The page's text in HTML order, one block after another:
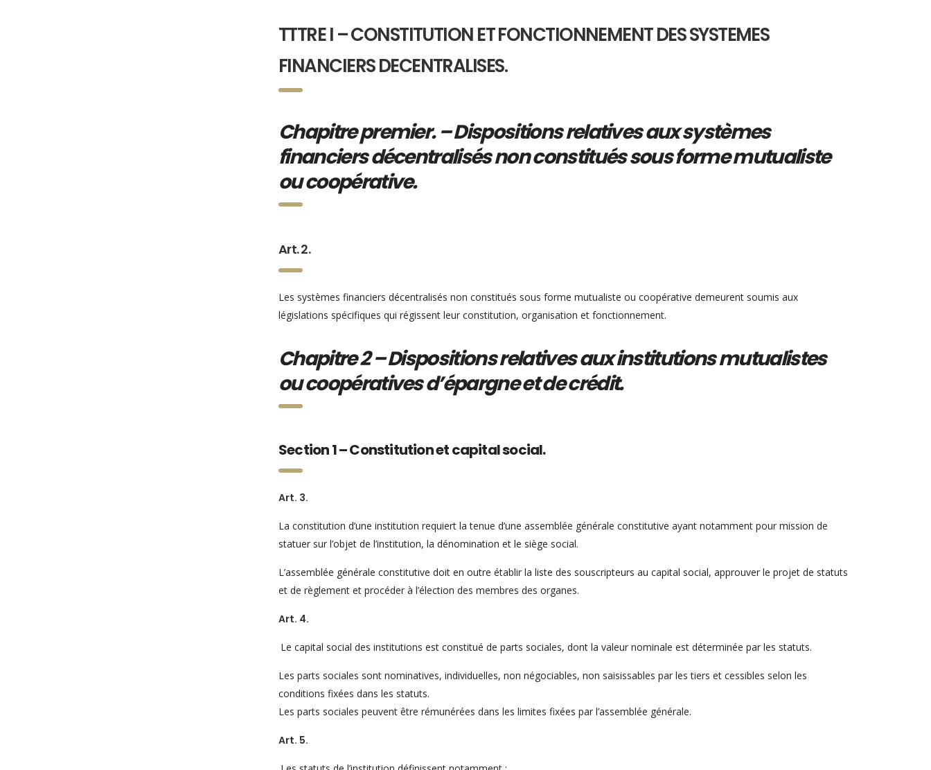
TTTRE I – CONSTITUTION ET FONCTIONNEMENT DES SYSTEMES
FINANCIERS DECENTRALISES.
Chapitre premier. – Dispositions relatives aux systèmes
financiers décentralisés non constitués sous forme mutualiste
ou coopérative.
Art. 2.
Les systèmes financiers décentralisés non constitués sous forme mutualiste ou coopérative demeurent soumis aux
législations spécifiques qui régissent leur constitution, organisation et fonctionnement.
Chapitre 2 – Dispositions relatives aux institutions mutualistes
ou coopératives d’épargne et de crédit.
Section 1 – Constitution et capital social.
Art. 3.
La constitution d’une institution requiert la tenue d’une assemblée générale constitutive ayant notamment pour mission de
statuer sur l’objet de l’institution, la dénomination et le siège social.
L’assemblée générale constitutive doit en outre établir la liste des souscripteurs au capital social, approuver le projet de statuts
et de règlement et procéder à l’élection des membres des organes.
Art. 4.
Le capital social des institutions est constitué de parts sociales, dont la valeur nominale est déterminée par les statuts.
Les parts sociales sont nominatives, individuelles, non négociables, non saisissables par les tiers et cessibles selon les
conditions fixées dans les statuts.
Les parts sociales peuvent être rémunérées dans les limites fixées par l’assemblée générale.
Art. 5.